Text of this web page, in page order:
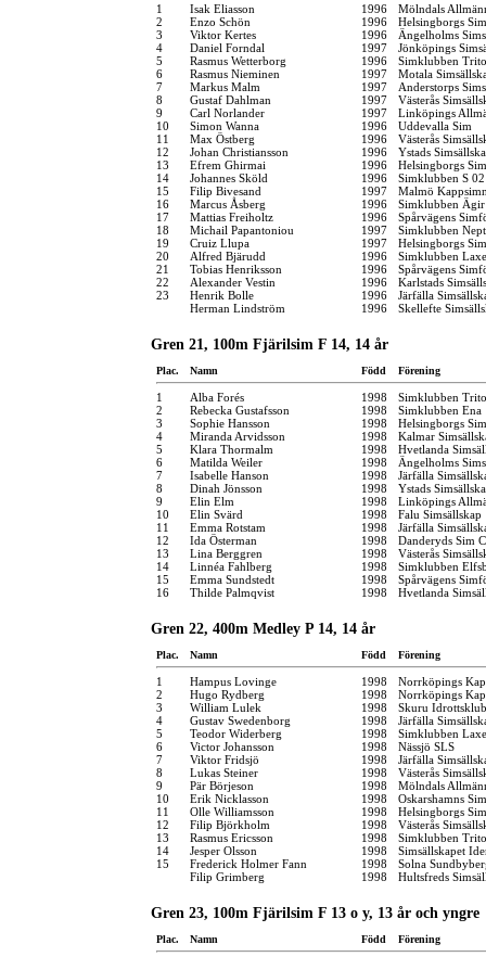
1 Isak Eliasson 1996
Mölndals
2
Enzo Schön 1996
Helsingborgs
3
Viktor Kertes 1996
Ängelholms
4
Daniel Forndal 1997
Jönköpings
5
Rasmus Wetterborg 1996
Simklubben
6
Rasmus Nieminen 1997
Motala
7
Markus Malm 1997
Anderstorps
8
Gustaf Dahlman 1997
Västerås
9
Carl Norlander 1997
Linköpings
10
Simon Wanna 1996
Uddevalla Sim
11
Max Östberg 1996
Västerås
12
Johan Christiansson 1996
Ystads
13
Efrem Ghirmai 1996
Helsingborgs
14
Johannes Sköld 1996
Simklubben S 02
15
Filip Bivesand 1997
Malmö
16
Marcus Åsberg 1996
Simklubben Ägir
17
Mattias Freiholtz 1996
Spårvägens
18
Michail Papantoniou 1997
Simklubben
19
Cruiz Llupa 1997
Helsingborgs
20
Alfred Bjärudd 1996
Simklubben
21
Tobias Henriksson 1996
Spårvägens
22
Alexander Vestin 1996
Karlstads
23
Henrik Bolle 1996
Järfälla
Herman Lindström
1996 Skellefte
Gren 21, 100m Fjärilsim F 14, 14 år
Plac. Namn Född Förening
1 Alba Forés 1998
Simklubben
2
Rebecka Gustafsson 1998
Simklubben Ena
3
Sophie Hansson 1998
Helsingborgs
4
Miranda Arvidsson 1998
Kalmar
5
Klara Thormalm 1998
Hvetlanda
6
Matilda Weiler 1998
Ängelholms
7
Isabelle Hanson 1998
Järfälla
8
Dinah Jönsson 1998
Ystads
9
Elin Elm 1998
Linköpings
10
Elin Svärd 1998
Falu Simsällskap
11
Emma Rotstam 1998
Järfälla
12
Ida Österman 1998
Danderyds Sim
13
Lina Berggren 1998
Västerås
14
Linnéa Fahlberg 1998
Simklubben
15
Emma Sundstedt 1998
Spårvägens
16
Thilde Palmqvist 1998 Hvetlanda
Gren 22, 400m Medley P 14, 14 år
Plac. Namn Född Förening
1 Hampus Lovinge 1998
Norrköpings
2
Hugo Rydberg 1998
Norrköpings
3
William Lulek 1998
Skuru
4
Gustav Swedenborg 1998
Järfälla
5
Teodor Widerberg 1998
Simklubben
6
Victor Johansson 1998
Nässjö SLS
7
Viktor Fridsjö 1998
Järfälla
8
Lukas Steiner 1998
Västerås
9
Pär Börjeson 1998
Mölndals
10
Erik Nicklasson 1998
Oskarshamns
11
Olle Williamsson 1998
Helsingborgs
12
Filip Björkholm 1998
Västerås
13
Rasmus Ericsson 1998
Simklubben
14
Jesper Olsson 1998
Simsällskapet
15
Frederick Holmer Fann 1998
Solna
Filip Grimberg
1998 Hultsfreds
Gren 23, 100m Fjärilsim F 13 o y, 13 år och yngre
Plac. Namn Född Förening